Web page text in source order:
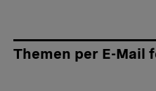
Themen per E-Mail